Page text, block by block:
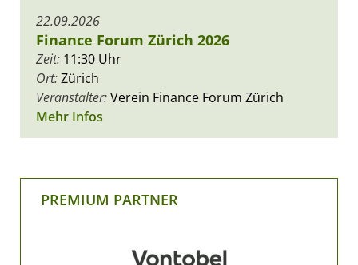
22.09.2026
Finance Forum Zürich 2026
Zeit: 11:30 Uhr
Ort:Zürich
Veranstalter:Verein Finance Forum Zürich
Mehr Infos
PREMIUM PARTNER